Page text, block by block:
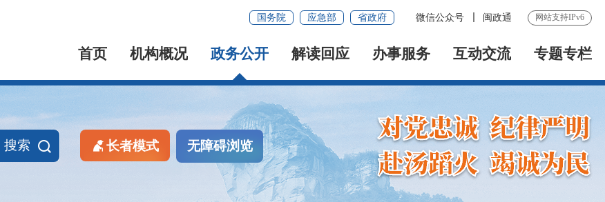
国务院 应急部 省政府 微信公众号 闽政通 网站支持IPv6
首页 机构概况 政务公开 解读回应 办事服务 互动交流 专题专栏
搜索 长者模式 无障碍浏览